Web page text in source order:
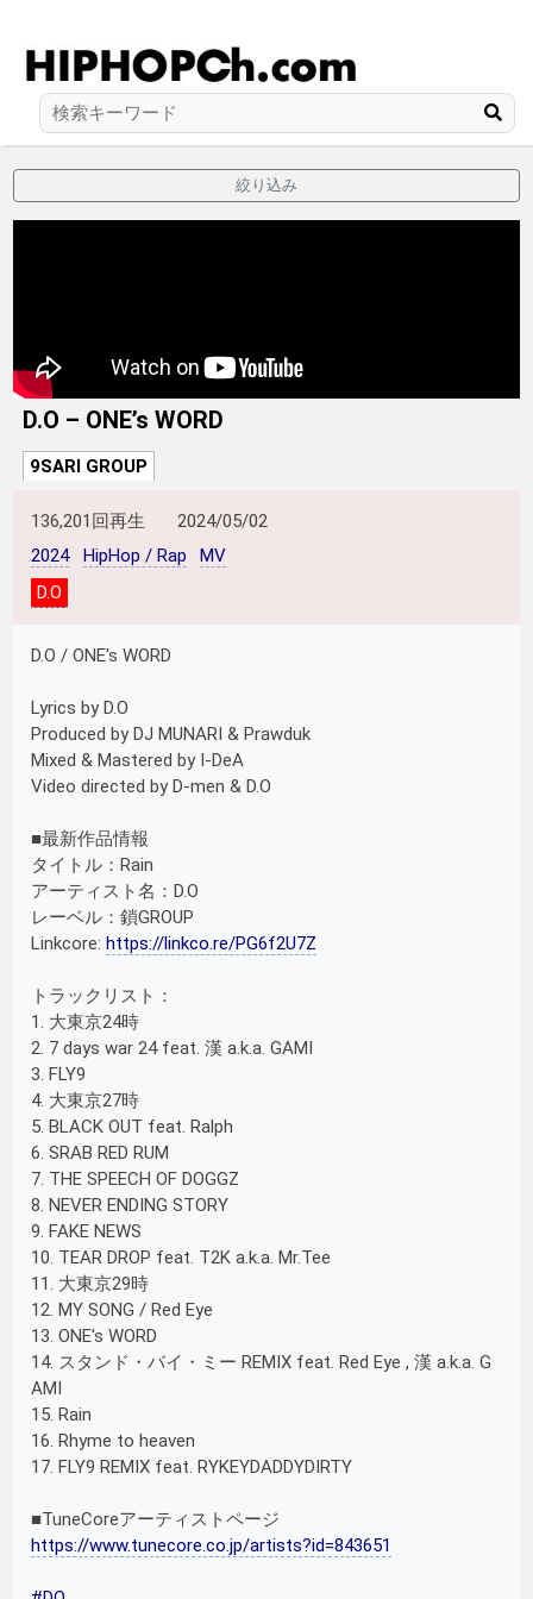
絞り込み
D.O – ONE’s WORD
9SARI GROUP
136,201回再生
2024/05/02
2024
HipHop / Rap
MV
D.O
D.O / ONE's WORD
Lyrics by D.O
Produced by DJ MUNARI & Prawduk
Mixed & Mastered by I-DeA
Video directed by D-men & D.O
■最新作品情報
タイトル：Rain
アーティスト名：D.O
レーベル：鎖GROUP
Linkcore:https://linkco.re/PG6f2U7Z
トラックリスト：
1. 大東京24時
2. 7 days war 24 feat. 漢 a.k.a. GAMI
3. FLY9
4. 大東京27時
5. BLACK OUT feat. Ralph
6. SRAB RED RUM
7. THE SPEECH OF DOGGZ
8. NEVER ENDING STORY
9. FAKE NEWS
10. TEAR DROP feat. T2K a.k.a. Mr.Tee
11. 大東京29時
12. MY SONG / Red Eye
13. ONE's WORD
14. スタンド・バイ・ミー REMIX feat. Red Eye , 漢 a.k.a. G
AMI
15. Rain
16. Rhyme to heaven
17. FLY9 REMIX feat. RYKEYDADDYDIRTY
■TuneCoreアーティストページ
https://www.tunecore.co.jp/artists?id=843651